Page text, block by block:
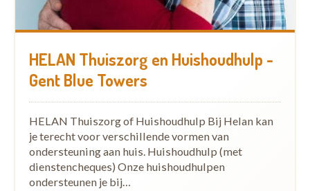
HELAN Thuiszorg en Huishoudhulp -
Gent Blue Towers
HELAN Thuiszorg of Huishoudhulp Bij Helan kan
je terecht voor verschillende vormen van
ondersteuning aan huis. Huishoudhulp (met
dienstencheques) Onze huishoudhulpen
ondersteunen je bij…